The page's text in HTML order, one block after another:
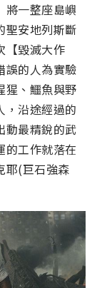
將一整座島嶼
聖安地列斯斷
【毀滅大作
誤的人為實驗
猩、鱷魚與野
，沿途經過的
動最精銳的武
的工作就落在
耶(巨石強森